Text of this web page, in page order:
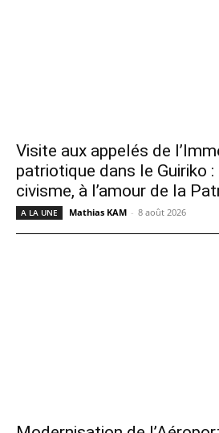
Visite aux appelés de
patriotique dans le Guiriko :
civisme, à l’amour de la
A LA UNE Mathias KAM - 8 août 2026